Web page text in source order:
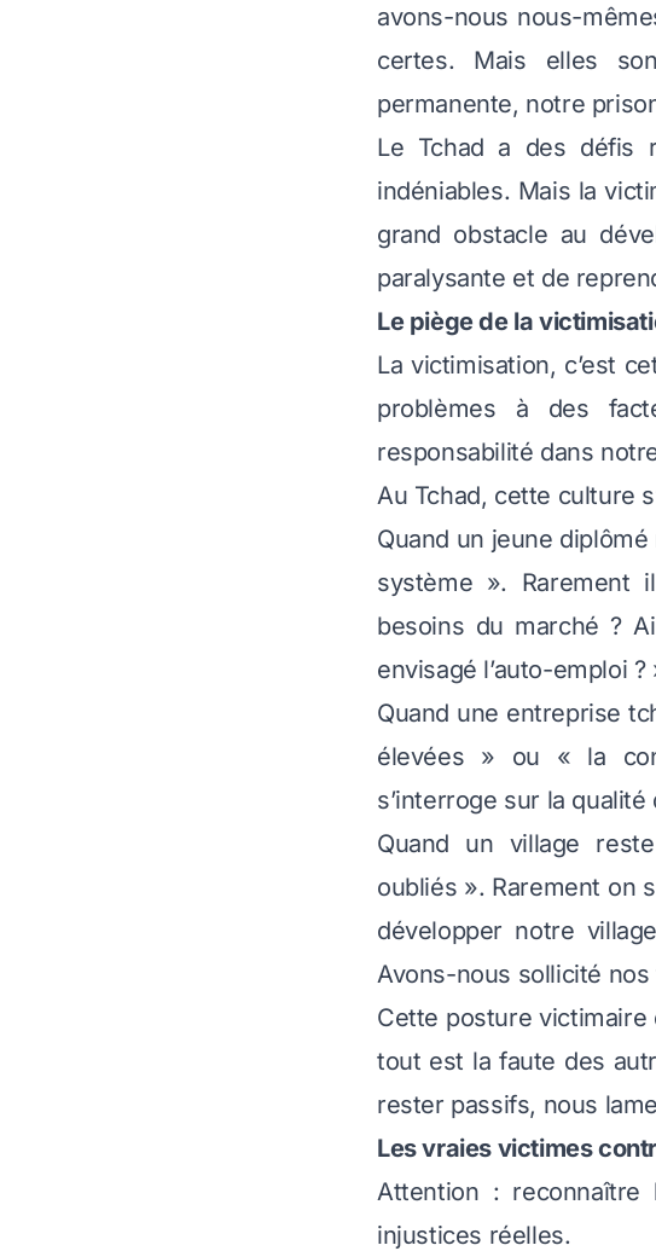
avons-nous nous-
certes. Mais elles
permanente, notre
Le Tchad a des défis
indéniables. Mais la
grand obstacle au
paralysante et de
Le piège de la
La victimisation, c’est
problèmes à des
responsabilité dans
Au Tchad, cette culture
Quand un jeune
système ». Rarement
besoins du marché ?
envisagé l’auto-emploi ?
Quand une entreprise
élevées » ou « la
s’interroge sur la
Quand un village
oubliés ». Rarement on
développer notre
Avons-nous sollicité
Cette posture victimaire
tout est la faute des
rester passifs, nous
Les vraies victimes
Attention :
injustices réelles.